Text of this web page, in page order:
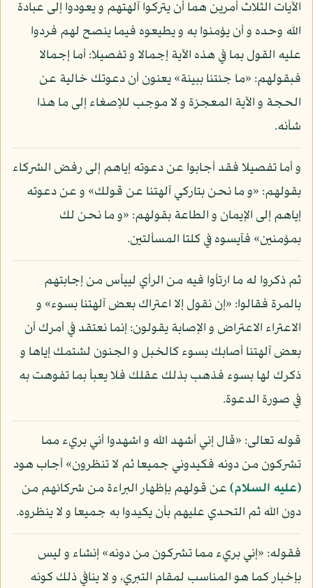
الآيات الثلاث أمرين هما أن يتركوا آلهتهم و يعودوا إلى عبادة
الله وحده و أن يؤمنوا به و يطيعوه فيما ينصح لهم فردوا
عليه القول بما في هذه الآية إجمالا و تفصيلا: أما إجمالا
فبقولهم: «ما جئتنا ببينة» يعنون أن دعوتك خالية عن
الحجة و الآية المعجزة و لا موجب للإصغاء إلى ما هذا
شأنه.
و أما تفصيلا فقد أجابوا عن دعوته إياهم إلى رفض الشركاء
بقولهم: «و ما نحن بتاركي آلهتنا عن قولك» و عن دعوته
إياهم إلى الإيمان و الطاعة بقولهم: «و ما نحن لك
بمؤمنين» فآيسوه في كلتا المسألتين.
ثم ذكروا له ما ارتأوا فيه من الرأي لييأس من إجابتهم
بالمرة فقالوا: «إن نقول إلا اعتراك بعض آلهتنا بسوء» و
الاعتراء الاعتراض و الإصابة يقولون: إنما نعتقد في أمرك أن
بعض آلهتنا أصابك بسوء كالخبل و الجنون لشتمك إياها و
ذكرك لها بسوء فذهب بذلك عقلك فلا يعبأ بما تفوهت به
في صورة الدعوة.
قوله تعالى: «قال إني أشهد الله و اشهدوا أني بريء مما
تشركون من دونه فكيدوني جميعا ثم لا تنظرون» أجاب هود
(عليه السلام)عن قولهم بإظهار البراءة من شركائهم من
دون الله ثم التحدي عليهم بأن يكيدوا به جميعا و لا ينظروه.
فقوله: «إني بريء مما تشركون من دونه» إنشاء و ليس
بإخبار كما هو المناسب لمقام التبري، و لا ينافي ذلك كونه